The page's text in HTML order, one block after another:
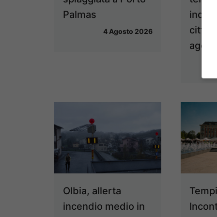
Palmas
4 Agosto 2026
Olbia, allerta
incendio medio in